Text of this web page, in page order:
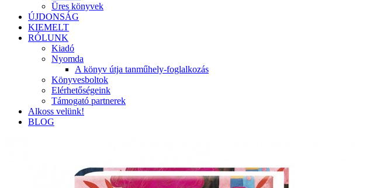
Üres könyvek
ÚJDONSÁG
KIEMELT
RÓLUNK
Kiadó
Nyomda
A könyv útja tanműhely-foglalkozás
Könyvesboltok
Elérhetőségeink
Támogató partnerek
Alkoss velünk!
BLOG